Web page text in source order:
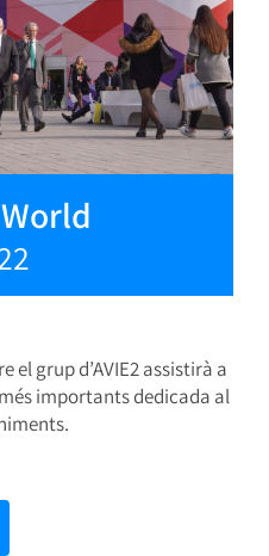
el grup d’AVIE2 assistirà a
importants dedicada al